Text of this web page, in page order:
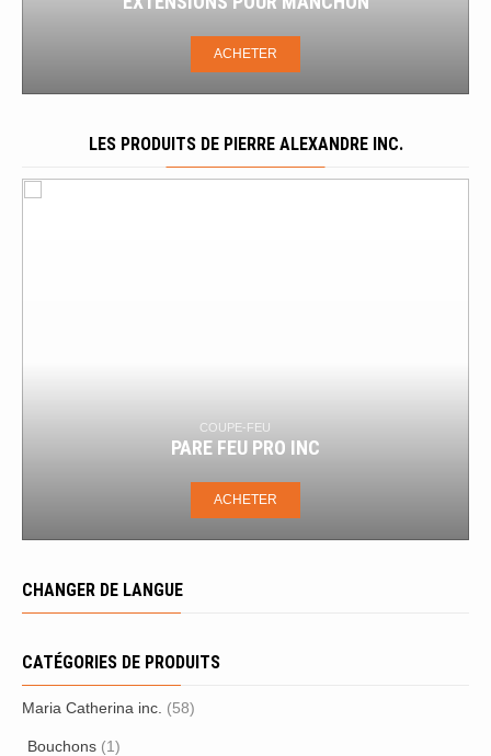
ACHETER
LES PRODUITS DE PIERRE ALEXANDRE INC.
BOÎTE À CLAPETS
MI-VB/VB-SM RECESSED VALVE BOX
ACHETER
CHANGER DE LANGUE
CATÉGORIES DE PRODUITS
Maria Catherina inc. (58)
Bouchons (1)